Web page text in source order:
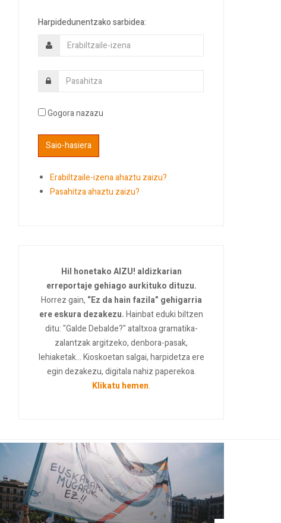
Harpidedunentzako sarbidea:
Gogora nazazu
Erabiltzaile-izena ahaztu zaizu?
Pasahitza ahaztu zaizu?
Hil honetako AIZU! aldizkarian
erreportaje gehiago aurkituko dituzu.
Horrez gain, “Ez da hain fazila” gehigarria
ere eskura dezakezu.Hainbat eduki biltzen
ditu: "Galde Debalde?" ataltxoa gramatika-
zalantzak argitzeko, denbora-pasak,
lehiaketak... Kioskoetan salgai, harpidetza ere
egin dezakezu, digitala nahiz paperekoa.
Klikatu hemen.